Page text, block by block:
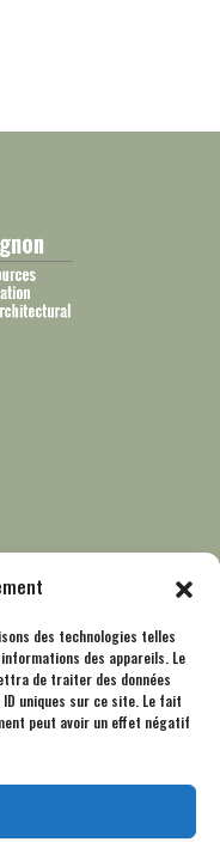
des technologies telles
des appareils. Le
de traiter des données
uniques sur ce site. Le fait
peut avoir un effet négatif